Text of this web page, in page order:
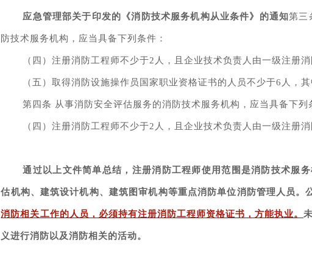
应急管理部关于印发的《消防技术服务机构从业条件》 的通知第三
防技术服务机构，应当具备下列条件：
（四）注册消防工程师不少于2人，且企业技术负责人由一级注册消
（五）取得消防设施操作员国家职业资格证书的人员不少于6人，
第四条 从事消防安全评估服务的消防技术服务机构，应当具备下列
（四）注册消防工程师不少于2人，且企业技术负责人由一级注册消
通过以上文件简单总结，注册消防工程师使用范围是消防技术服
估机构、建筑设计机构、建筑图审机构等重点消防单位消防管理人员。
消防相关工作的人员，必须持有注册消防工程师资格证书，方能执业。
义进行消防以及消防相关的活动。